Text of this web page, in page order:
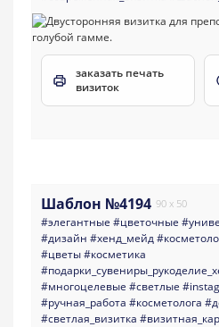
заказать печать
визиток
Шаблон №4194 90 x 50
#элегантные #цветочные
#дизайн #хенд_мейд
#цветы#косметика
#многоцелевые #светлые
#ручная_работа #косметолога
#светлая_визитка